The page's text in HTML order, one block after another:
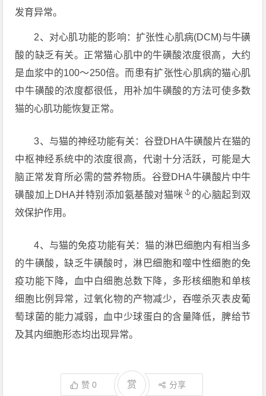
发育异常。
2、对心肌功能的影响：扩张性心肌病(DCM)与牛磺
酸的缺乏有关。正常猫心肌中的牛磺酸浓度很高，大约
是血浆中的100～250倍。而患有扩张性心肌病的猫心肌
中牛磺酸的浓度都很低，用补加牛磺酸的方法可使多数
猫的心肌功能恢复正常。
3、与猫的神经功能有关：谷登DHA牛磺酸片在猫的
中枢神经系统中的浓度很高，代谢十分活跃，可能是大
脑正常发育所必需的营养物质。谷登DHA牛磺酸片中牛
磺酸加上DHA并特别添加氨基酸对猫咪
的心脑起到双
效保护作用。
4、与猫的免疫功能有关：猫的淋巴细胞内有相当多
的牛磺酸，缺乏牛磺酸时，淋巴细胞和噬中性细胞的免
疫功能下降，血中白细胞总数下降，多形核细胞和单核
细胞比例异常，过氧化物的产物减少，吞噬杀灭表皮葡
萄球菌的能力减弱，血中少球蛋白的含量降低，脾给节
及其内细胞形态均出现异常。
赞0 赏 分享